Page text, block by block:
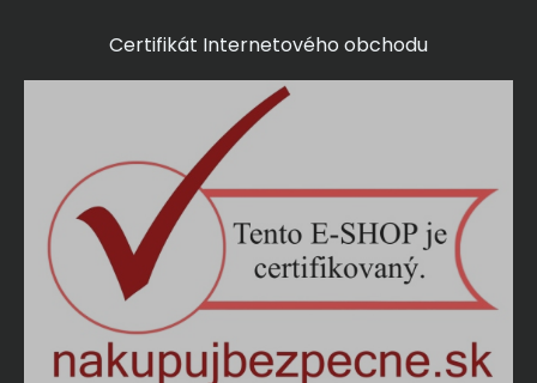
Certifikát Internetového obchodu